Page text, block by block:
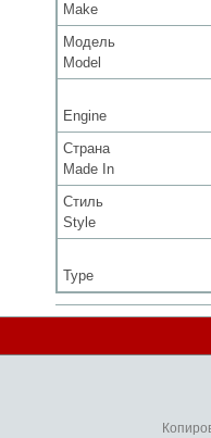
Make
Модель
Model
Engine
Страна
Made In
Стиль
Style
Type